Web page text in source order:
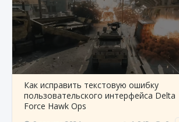
Как исправить текстовую ошибку
пользовательского интерфейса Delta
Force Hawk Ops